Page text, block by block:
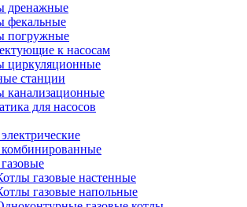
дренажные
фекальные
погружные
к насосам
циркуляционные
станции
канализационные
для насосов
газовые настенные
газовые напольные